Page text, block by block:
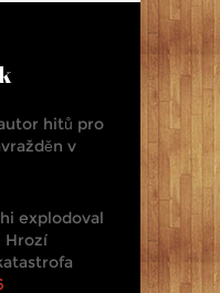
hitů pro
v
explodoval
Hrozí